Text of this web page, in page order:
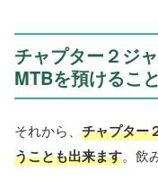
チャプター２ジ
MTBを預けるこ
それから、 チャプター
うことも出来ます。飲